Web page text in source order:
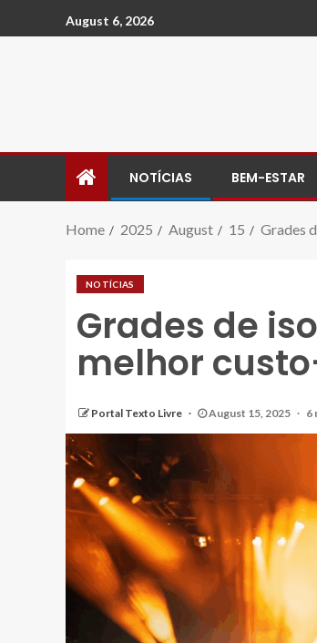
August 6, 2026
NOTÍCIAS BEM-ESTAR
Home 2025 August 15 Grades
NOTÍCIAS
Grades de
melhor
Portal Texto Livre August 15, 2025 6